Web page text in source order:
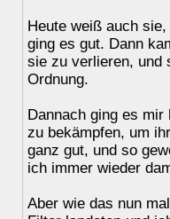
Heute weiß auch
ging es gut. Dann
sie zu verlieren, und
Ordnung.
Dannach ging es
zu bekämpfen, um
ganz gut, und so
ich immer wieder
Aber wie das nun